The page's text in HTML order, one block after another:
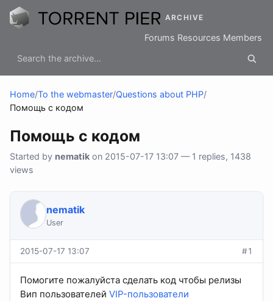
ARCHIVE
Forums Resources Members
Home/To the webmaster/Questions about PHP/
Помощь с кодом
Помощь с кодом
Started by nematik on 2015-07-17 13:07 — 1 replies, 1438
views
nematik
User
2015-07-17 13:07 #1
Помогите пожалуйста сделать код чтобы релизы
Вип пользователей VIP-пользователи